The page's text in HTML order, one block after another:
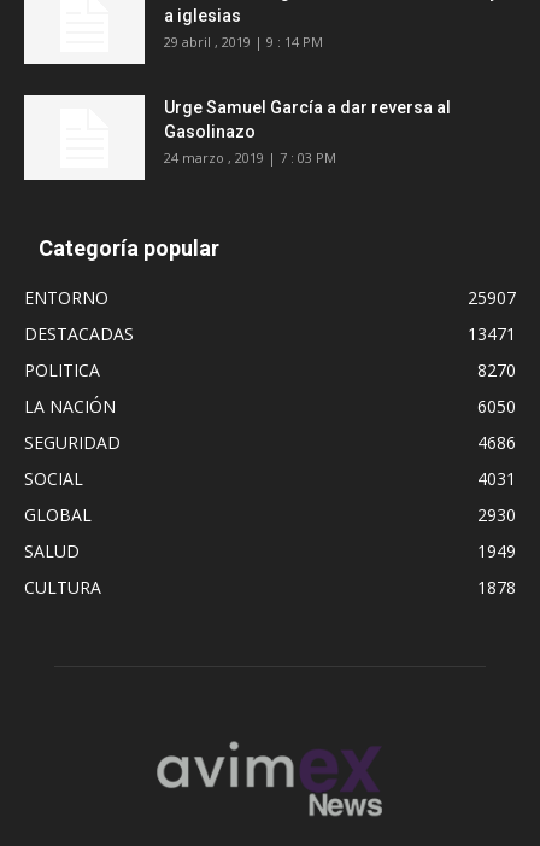
a iglesias
29 abril , 2019 | 9 : 14 PM
Urge Samuel García a dar reversa al
Gasolinazo
24 marzo , 2019 | 7 : 03 PM
Categoría popular
ENTORNO
25907
DESTACADAS
13471
POLITICA
8270
LA NACIÓN
6050
SEGURIDAD
4686
SOCIAL
4031
GLOBAL
2930
SALUD
1949
CULTURA
1878